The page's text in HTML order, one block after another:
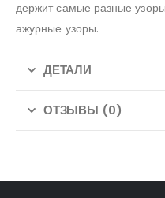
держит самые разные
ажурные узоры.
ДЕТАЛИ
ОТЗЫВЫ (0)